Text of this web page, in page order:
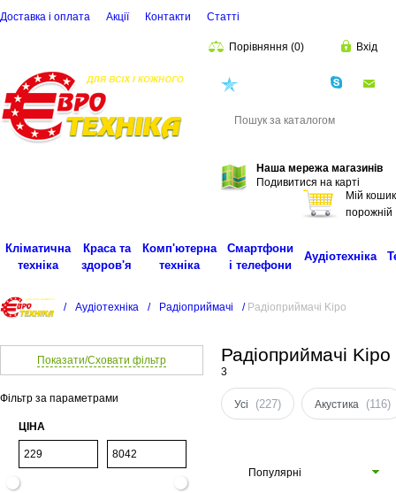
Доставка і оплата Акції Контакти Статті
Порівняння (0) Вхід
Наша мережа магазинів
Подивитися на карті
Мій кошик
порожній
Кліматична
техніка
Краса та
здоров'я
Комп'ютерна
техніка
Смартфони
і телефони
Аудіотехніка
/ Аудіотехніка / Радіоприймачі / Радіоприймачі Kipo
Показати/Сховати фільтр
Фільтр за параметрами
ЦІНА
Радіоприймачі Kipo
3
Усі (227) Акустика (116)
Популярні